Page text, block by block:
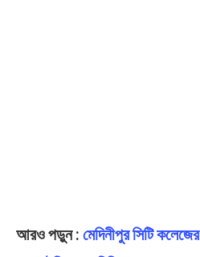
আরও পড়ুন : মেদিনীপুর সিটি